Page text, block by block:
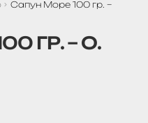
Сапун Море 100 гр. –
ГР. – О.